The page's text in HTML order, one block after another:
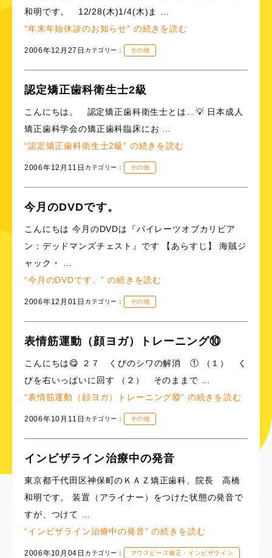
和明です。 12/28(木)1/4(木)ま …
“年末年始休診のお知らせ” の続きを読む
2006年12月27日 カテゴリー： その他
認定矯正歯科衛生士2級
こんにちは。 認定矯正歯科衛生士とは…💡 日本成人
矯正歯科学会の矯正歯科臨床にお …
“認定矯正歯科衛生士2級” の続きを読む
2006年12月11日 カテゴリー： その他
今月のDVDです。
こんにちは 今月のDVDは『パイレーツオブカリビア
ン：デッドマンズチェスト』です 【あらすじ】 海賊ジ
ャック・ …
“今月のDVDです。” の続きを読む
2006年12月01日 カテゴリー： その他
表情筋運動（顔ヨガ）トレーニング⑩
こんにちは😋 ２７ くびのシワの解消 ① （１） く
びを右いっぱいに回す （２） そのままで …
“表情筋運動（顔ヨガ）トレーニング⑩” の続きを読む
2006年10月11日 カテゴリー： その他
インビザライン治療中の発音
東京都千代田区神保町のＫＡＺ矯正歯科、院長 高橋
和明です。 装置（アライナー）をつけた状態の発音で
すが、つけて …
“インビザライン治療中の発音” の続きを読む
2006年10月04日 カテゴリー： マウスピース矯正・インビザライン